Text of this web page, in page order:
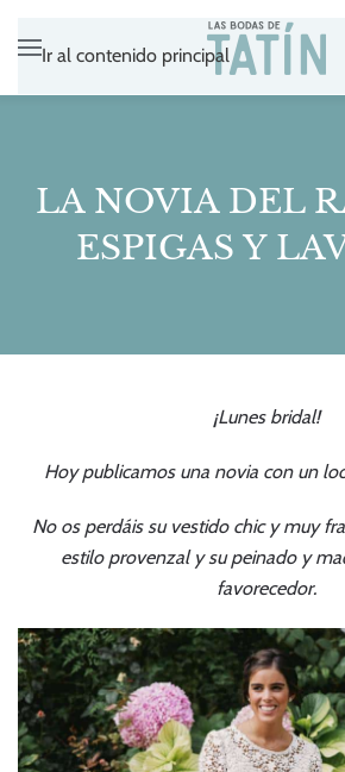
Ir al contenido principal
LA NOVIA DEL
ESPIGAS Y
¡Lunes bridal!
Hoy publicamos una novia con un
No os perdáis su vestido chic y muy
estilo provenzal y su peinado y
favorecedor.